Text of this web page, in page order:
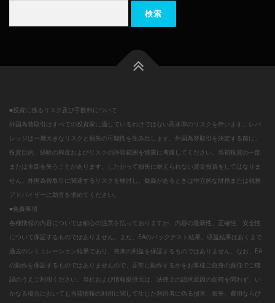
■投資に係るリスク及び手数料について
外国為替取引はすべての投資家に適しているわけではない高水準のリスクを伴います。レバ
レッジは一層大きなリスクと損失の可能性を生み出します。外国為替取引を決定する前に、
投資目的、経験の程度およびリスクの許容範囲を慎重に考慮してください。当初投資の一部
または全部を失うことがあります。したがって損失に耐えられない資金投資をしてはなりま
せん。外国為替取引に関連するリスクを検討し、疑義があるときは中立的な財務または税務
アドバイザーに助言を求めてください。
■免責事項
各種情報の内容については細心の注意を払っておりますが、内容の最新性、正確性、安全性
について保証するものではありません。また、EAのバックテスト結果、収益結果はあくまで
過去のシミュレーション結果であり、将来の利益を保証するものではありません。なお、EA
の動作を保証するものではありませんので、正常に動作するかをお客様ご自身の責任でご確
認のうえご利用ください。当社および情報提供元は、法律上の請求原因の如何を問わず、い
かなる場合においても当該情報の利用に関して生じた利用者に係る損害、損失、費用ならび